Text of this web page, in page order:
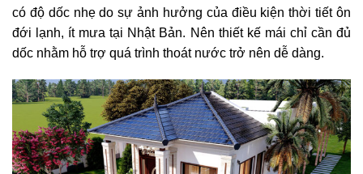
có độ dốc nhẹ do sự ảnh hưởng của điều kiện thời tiết ôn
đới lạnh, ít mưa tại Nhật Bản. Nên thiết kế mái chỉ cần đủ
dốc nhằm hỗ trợ quá trình thoát nước trở nên dễ dàng.